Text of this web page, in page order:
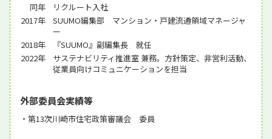
同年
リクルート入社
2017年
SUUMO編集部 マンション・戸建流通領域マネージャ
ー
2018年
『SUUMO』副編集長 就任
2022年
サステナビリティ推進室 兼務。方針策定、非営利活動、
従業員向けコミュニケーションを担当
外部委員会実績等
第13次川崎市住宅政策審議会 委員